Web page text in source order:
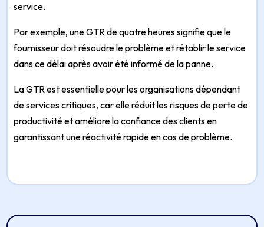
service.
Par exemple, une GTR de quatre heures signifie que le
fournisseur doit résoudre le problème et rétablir le service
dans ce délai après avoir été informé de la panne.
La GTR est essentielle pour les organisations dépendant
de services critiques, car elle réduit les risques de perte de
productivité et améliore la confiance des clients en
garantissant une réactivité rapide en cas de problème.